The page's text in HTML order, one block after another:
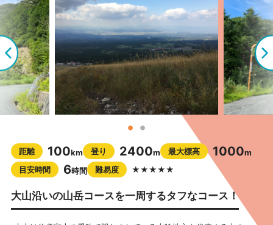
距離 100km 登り 2400m 最大標高 1000m
目安時間
6時間 難易度 ★★★★★
大山沿いの山岳コースを一周するタフなコース！